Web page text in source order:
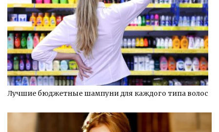
Лучшие бюджетные шампуни для каждого типа волос